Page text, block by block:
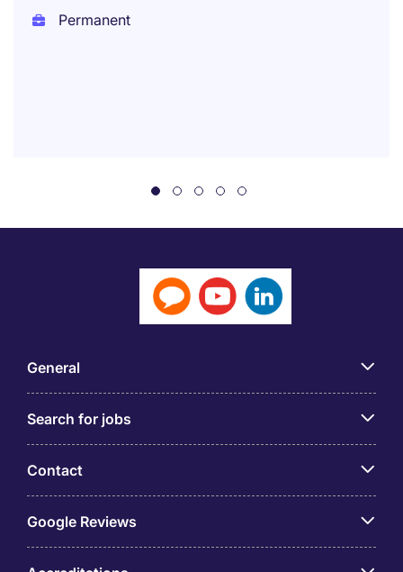
Permanent
General
Search for jobs
Contact
Google Reviews